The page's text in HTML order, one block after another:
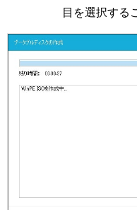
目を選択する